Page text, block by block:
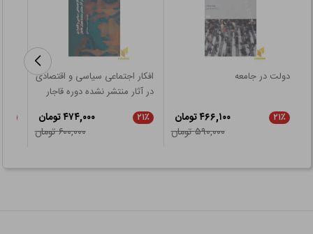
دولت در جامعه
۲۱٪
۴۶۶,۱۰۰ تومان
۵۹۰,۰۰۰ تومان
افکار اجتماعی سیاسی و اقتصادی
در آثار منتشر نشده دوره قاجار
۲۱٪
۴۷۴,۰۰۰ تومان
۶۰۰,۰۰۰ تومان